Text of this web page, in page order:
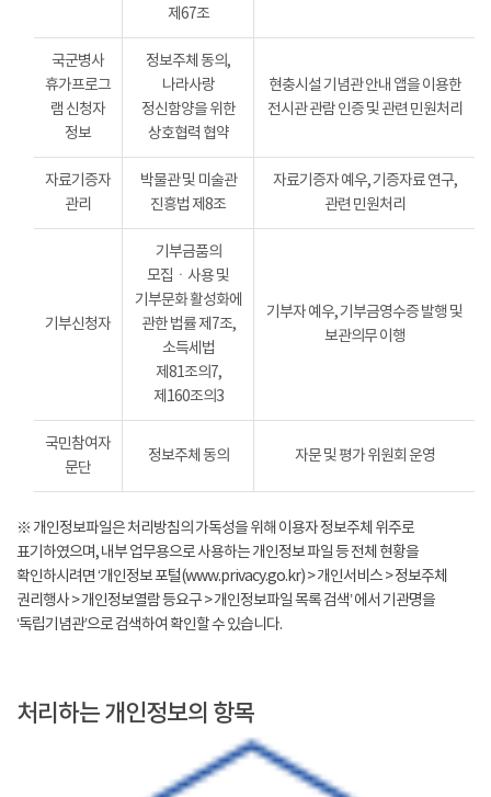
제67조
국군병사
휴가프로그
램 신청자
정보
정보주체 동의,
나라사랑
정신함양을 위한
상호협력 협약
현충시설 기념관 안내 앱을 이용한
전시관 관람 인증 및 관련 민원처리
자료기증자
관리
박물관 및 미술관
진흥법 제8조
자료기증자 예우, 기증자료 연구,
관련 민원처리
기부신청자
기부금품의
모집ㆍ사용 및
기부문화 활성화에
관한 법률 제7조,
소득세법
제81조의7,
제160조의3
기부자 예우, 기부금영수증 발행 및
보관의무 이행
국민참여자
문단
정보주체 동의 자문 및 평가 위원회 운영
※ 개인정보파일은 처리방침의 가독성을 위해 이용자 정보주체 위주로
표기하였으며, 내부 업무용으로 사용하는 개인정보 파일 등 전체 현황을
확인하시려면 ‘개인정보 포털(www.privacy.go.kr) > 개인서비스 > 정보주체
권리행사 > 개인정보열람 등요구 > 개인정보파일 목록 검색’ 에서 기관명을
‘독립기념관’으로 검색하여 확인할 수 있습니다.
처리하는 개인정보의 항목